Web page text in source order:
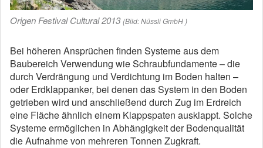
Origen Festival Cultural 2013 (Bild: Nüssli GmbH )
Bei höheren Ansprüchen finden Systeme aus dem
Baubereich Verwendung wie Schraubfundamente – die
durch Verdrängung und Verdichtung im Boden halten –
oder Erdklappanker, bei denen das System in den Boden
getrieben wird und anschließend durch Zug im Erdreich
eine Fläche ähnlich einem Klappspaten ausklappt. Solche
Systeme ermöglichen in Abhängigkeit der Bodenqualität
die Aufnahme von mehreren Tonnen Zugkraft.